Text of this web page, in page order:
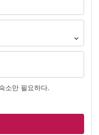
소만 필요하다.